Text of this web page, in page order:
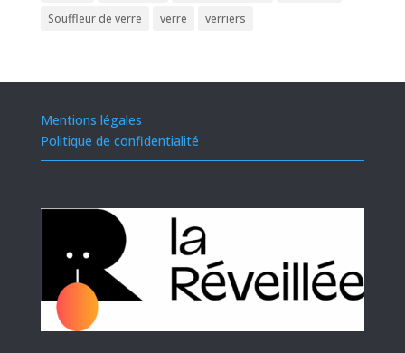
Souffleur de verre
verre verriers
Mentions légales
Politique de confidentialité